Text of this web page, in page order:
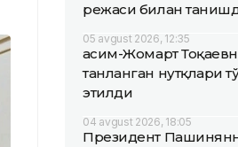
режаси билан
05 avgust 2026, 12:35
Қасим-Жомарт
танланган нутқлари
этилди
04 avgust 2026, 18:05
Президент